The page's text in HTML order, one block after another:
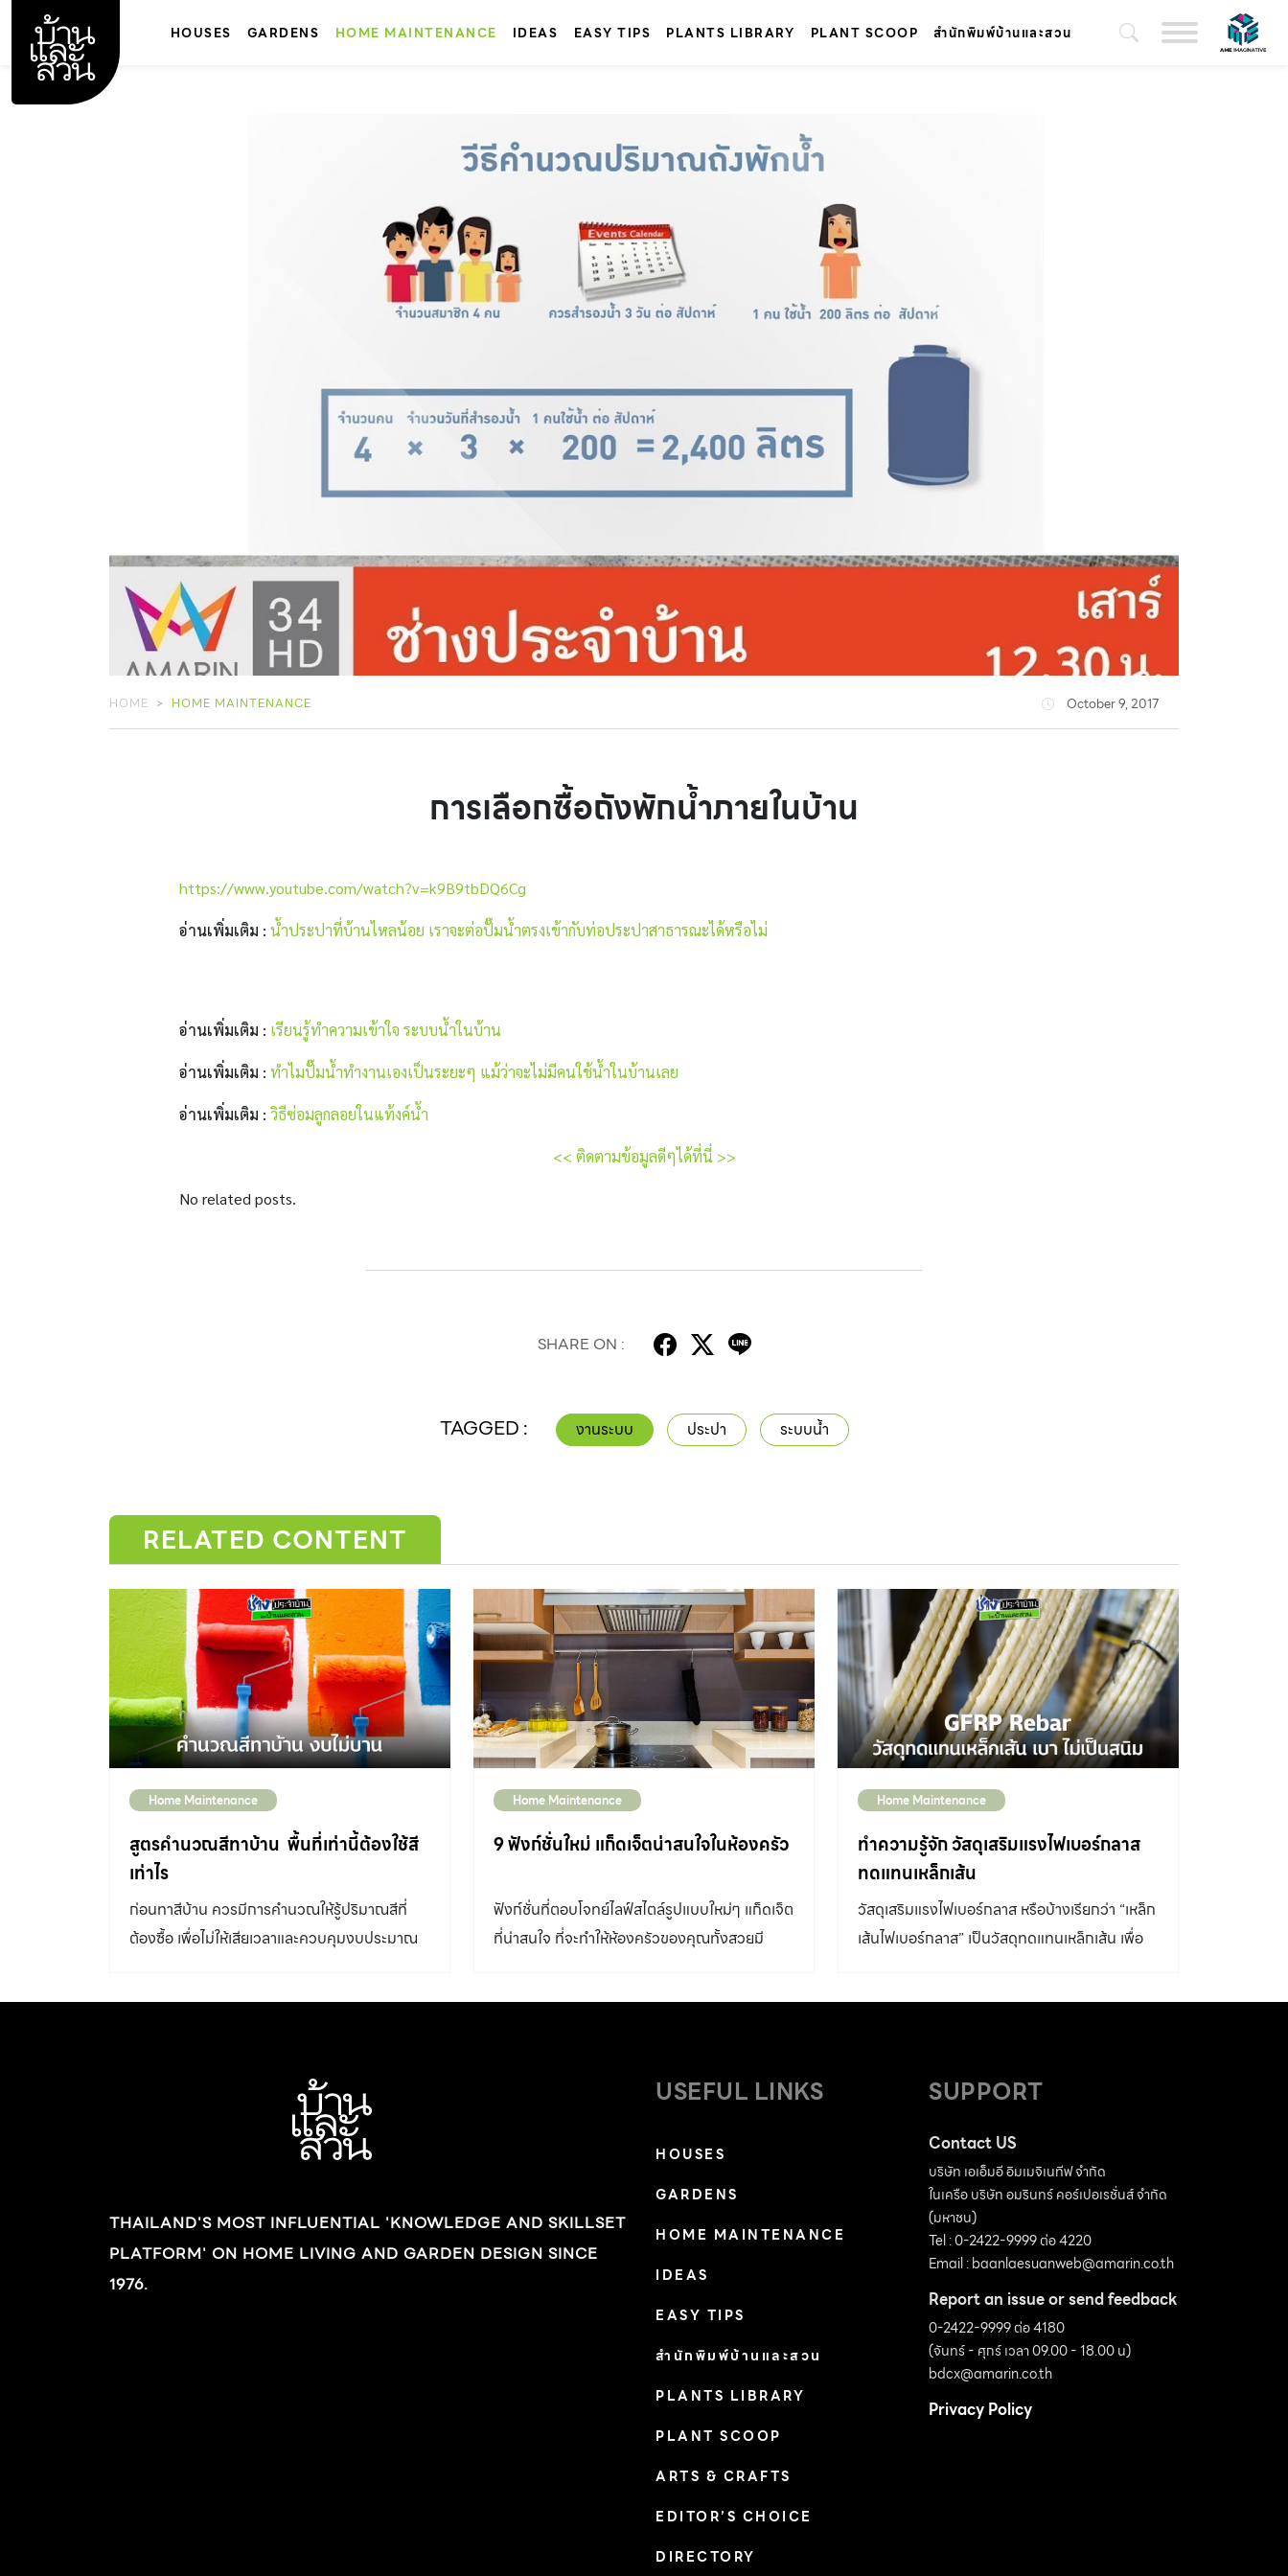
content
HOUSES GARDENS HOME MAINTENANCE IDEAS EASY TIPS PLANTS LIBRARY PLANT SCOOP สำนักพิมพ์บ้านและสวน
HOME HOME MAINTENANCE October 9, 2017
การเลือกซื้อถังพักน้ำภายในบ้าน
https://www.youtube.com/watch?v=k9B9tbDQ6Cg
อ่านเพิ่มเติม : น้ำประปาที่บ้านไหลน้อย เราจะต่อปั๊มน้ำตรงเข้ากับท่อประปาสาธารณะได้หรือไม่
อ่านเพิ่มเติม : เรียนรู้ทำความเข้าใจ ระบบน้ำในบ้าน
อ่านเพิ่มเติม : ทำไมปั๊มน้ำทำงานเองเป็นระยะๆ แม้ว่าจะไม่มีคนใช้น้ำในบ้านเลย
อ่านเพิ่มเติม : วิธีซ่อมลูกลอยในแท้งค์น้ำ
<< ติดตามข้อมูลดีๆได้ที่นี่ >>
No related posts.
SHARE ON :
TAGGED : งานระบบ ประปา ระบบน้ำ
RELATED CONTENT
Home Maintenance
สูตรคำนวณสีทาบ้าน พื้นที่เท่านี้ต้องใช้สี
เท่าไร
ก่อนทาสีบ้าน ควรมีการคำนวณให้รู้ปริมาณสีที่
ต้องซื้อ เพื่อไม่ให้เสียเวลาและควบคุมงบประมาณ
หนาว อาจจะทำให้สีบ้านซีดจางลงไป ซึ่งสามารถ
ทาสีบ้านด้วยตนเอง หรือเรียกใช้บริการจากช่างที่มี
ความชำนาญก็ได้เช่นกัน แต่ไม่ว่าจะเลือกทาสีบ้าน
ด้วยตนเอง หรือว่าจ้างช่างทาสี สิ่งหนึ่งที่ต้องรู้คือ
แน่ชัด เพื่อไม่ให้เป็นการเสียเวลาและป้องกันไม่ให้สิ้น
เปลืองซื้อสีทาเกินโดยใช่เหตุ •ราคาค่าแรงช่างทาสี
ตามมาตรฐาน รู้จักปริมาณสีที่มีจำหน่ายในท้อง
Home Maintenance
9 ฟังก์ชั่นใหม่ แก็ดเจ็ตน่าสนใจในห้องครัว
ฟังก์ชั่นที่ตอบโจทย์ไลฟ์สไตล์รูปแบบใหม่ๆ แก็ดเจ็ต
ที่น่าสนใจ ที่จะทำให้ห้องครัวของคุณทั้งสวยมี
Home Maintenance
ทำความรู้จัก วัสดุเสริมแรงไฟเบอร์กลาส
ทดแทนเหล็กเส้น
วัสดุเสริมแรงไฟเบอร์กลาส หรือบ้างเรียกว่า “เหล็ก
เส้นไฟเบอร์กลาส” เป็นวัสดุทดแทนเหล็กเส้น เพื่อ
กลาส (GFRP Rebar) ผลิตขึ้นมาจากเส้นใยไฟ
เชือกแล้วผสมเรซิน จึงมีการรับแรงได้ดีและน้ำหนัก
เบา ซึ่งแต่ละแบรนด์จะมีการผสมสีแตกต่างกัน โดย
GFRP มีการใช้ในกิจการเครื่องบินและเดินเรือใน
อเมริกาและแคนนาดามานานแล้ว โดยปี ค.ศ.1996
มีการผลิตเป็นเหล็กเส้นสร้างสะพาน เหล็กเส้นไฟ
เหล็กเส้น เหล็กเกิดสนิมได้แม้จะอยู่ในคอนกรีต
เพราะเหล็กนั้นโดนความชื้นตั้งแต่การขนส่ง และ
ความชื้นยังซึมผ่านเข้าไปในคอนกรีตได้ เมื่อเหล็ก
เกิดสนิมก็จะดันเนื้อคอนกรีตให้แตกออกมาจน
โครงสร้างรับแรงได้น้อยลงและพังลงมา โดยเฉพาะ
THAILAND'S MOST INFLUENTIAL 'KNOWLEDGE AND SKILLSET
PLATFORM' ON HOME LIVING AND GARDEN DESIGN SINCE
1976.
USEFUL LINKS
HOUSES
GARDENS
HOME MAINTENANCE
IDEAS
EASY TIPS
สำนักพิมพ์บ้านและสวน
PLANTS LIBRARY
PLANT SCOOP
ARTS & CRAFTS
EDITOR’S CHOICE
DIRECTORY
SUPPORT
Contact US
บริษัท เอเอ็มอี อิมเมจิเนทีฟ จำกัด
ในเครือ บริษัท อมรินทร์ คอร์เปอเรชั่นส์ จำกัด
(มหาชน)
Tel : 0-2422-9999 ต่อ 4220
Email :baanlaesuanweb@amarin.co.th
Report an issue or send feedback
0-2422-9999 ต่อ 4180
(จันทร์ - ศุกร์ เวลา 09.00 - 18.00 น)
bdcx@amarin.co.th
Privacy Policy